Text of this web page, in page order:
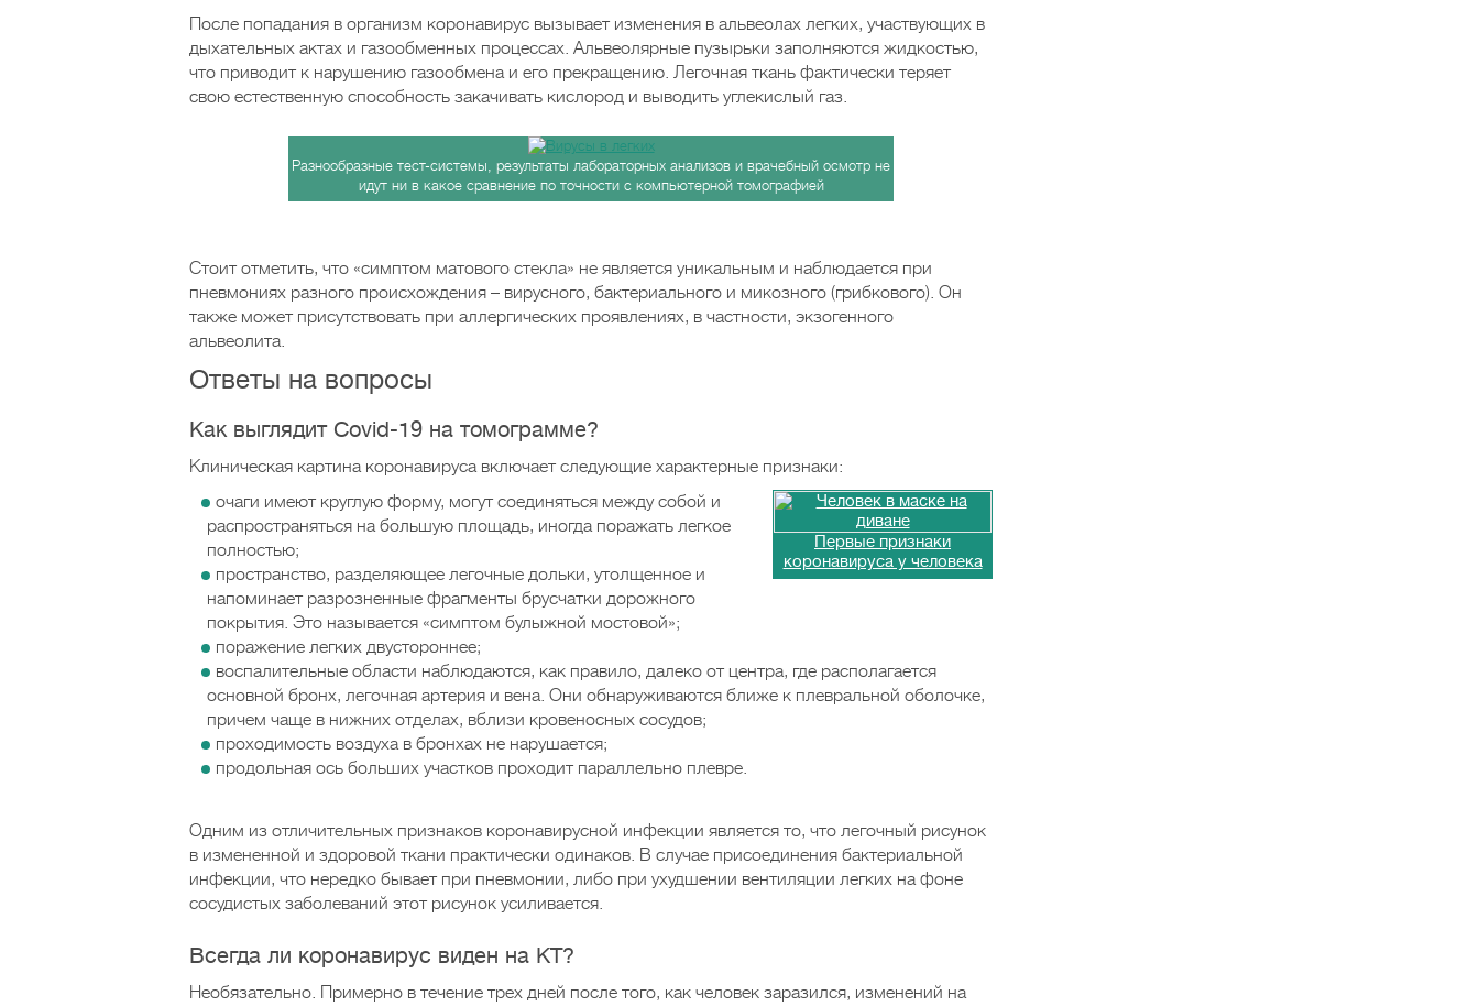
После попадания в организм коронавирус вызывает изменения в альвеолах легких, участвующих в
дыхательных актах и газообменных процессах. Альвеолярные пузырьки заполняются жидкостью,
что приводит к нарушению газообмена и его прекращению. Легочная ткань фактически теряет
свою естественную способность закачивать кислород и выводить углекислый газ.
Разнообразные тест-системы, результаты лабораторных анализов и врачебный осмотр не
идут ни в какое сравнение по точности с компьютерной томографией
Стоит отметить, что «симптом матового стекла» не является уникальным и наблюдается при
пневмониях разного происхождения – вирусного, бактериального и микозного (грибкового). Он
также может присутствовать при аллергических проявлениях, в частности, экзогенного
альвеолита.
Ответы на вопросы
Как выглядит Covid-19 на томограмме?
Клиническая картина коронавируса включает следующие характерные признаки:
Первые признаки
коронавируса у человека
очаги имеют круглую форму, могут соединяться между собой и
распространяться на большую площадь, иногда поражать легкое
полностью;
пространство, разделяющее легочные дольки, утолщенное и
напоминает разрозненные фрагменты брусчатки дорожного
покрытия. Это называется «симптом булыжной мостовой»;
поражение легких двустороннее;
воспалительные области наблюдаются, как правило, далеко от центра, где располагается
основной бронх, легочная артерия и вена. Они обнаруживаются ближе к плевральной оболочке,
причем чаще в нижних отделах, вблизи кровеносных сосудов;
проходимость воздуха в бронхах не нарушается;
продольная ось больших участков проходит параллельно плевре.
Одним из отличительных признаков коронавирусной инфекции является то, что легочный рисунок
в измененной и здоровой ткани практически одинаков. В случае присоединения бактериальной
инфекции, что нередко бывает при пневмонии, либо при ухудшении вентиляции легких на фоне
сосудистых заболеваний этот рисунок усиливается.
Всегда ли коронавирус виден на КТ?
Необязательно. Примерно в течение трех дней после того, как человек заразился, изменений на